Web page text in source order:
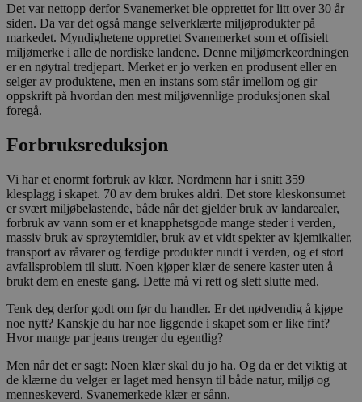
Det var nettopp derfor Svanemerket ble opprettet for litt over 30 år
siden. Da var det også mange selverklærte miljøprodukter på
markedet. Myndighetene opprettet Svanemerket som et offisielt
miljømerke i alle de nordiske landene. Denne miljømerkeordningen
er en nøytral tredjepart. Merket er jo verken en produsent eller en
selger av produktene, men en instans som står imellom og gir
oppskrift på hvordan den mest miljøvennlige produksjonen skal
foregå.
Forbruksreduksjon
Vi har et enormt forbruk av klær. Nordmenn har i snitt 359
klesplagg i skapet. 70 av dem brukes aldri. Det store kleskonsumet
er svært miljøbelastende, både når det gjelder bruk av landarealer,
forbruk av vann som er et knapphetsgode mange steder i verden,
massiv bruk av sprøytemidler, bruk av et vidt spekter av kjemikalier,
transport av råvarer og ferdige produkter rundt i verden, og et stort
avfallsproblem til slutt. Noen kjøper klær de senere kaster uten å
brukt dem en eneste gang. Dette må vi rett og slett slutte med.
Tenk deg derfor godt om før du handler. Er det nødvendig å kjøpe
noe nytt? Kanskje du har noe liggende i skapet som er like fint?
Hvor mange par jeans trenger du egentlig?
Men når det er sagt: Noen klær skal du jo ha. Og da er det viktig at
de klærne du velger er laget med hensyn til både natur, miljø og
menneskeverd. Svanemerkede klær er sånn.